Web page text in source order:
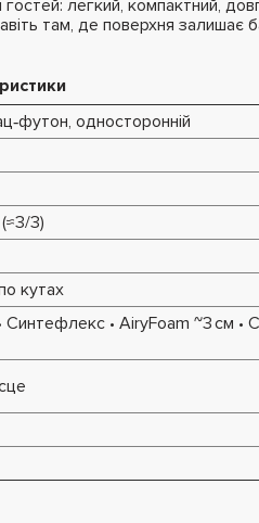
легкий, компактний,
там, де поверхня залишає
односторонній
3)
кутах
• AiryFoam ~3 см •